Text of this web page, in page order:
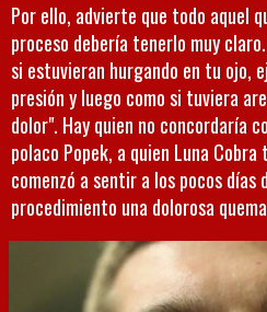
Por ello, advierte que todo aquel
proceso debería tenerlo muy
si estuvieran hurgando en tu ojo,
presión y luego como si tuviera
dolor". Hay quien no concordaría
polaco Popek, a quien Luna
comenzó a sentir a los pocos días
procedimiento una dolorosa